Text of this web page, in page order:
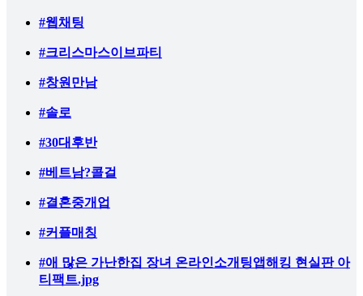
#웹채팅
#크리스마스이브파티
#창원만남
#솔로
#30대후반
#베트남?콜걸
#결혼중개업
#커플매칭
#애 많은 가난한집 장녀 온라인소개팅앱해킹 현실판 아
티팩트.jpg